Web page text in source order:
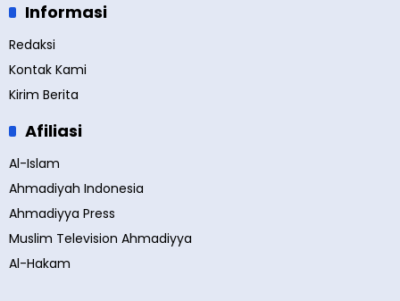
Informasi
Redaksi
Kontak Kami
Kirim Berita
Afiliasi
Al-Islam
Ahmadiyah Indonesia
Ahmadiyya Press
Muslim Television Ahmadiyya
Al-Hakam